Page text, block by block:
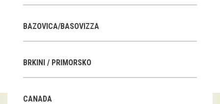
Stalne razstave
Občasne razstave
E-razstave
BAZOVICA/BASOVIZZA
BRKINI / PRIMORSKO
CANADA